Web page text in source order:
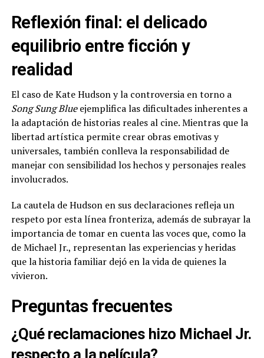
Reflexión final: el delicado
equilibrio entre ficción y
realidad
El caso de Kate Hudson y la controversia en torno a
Song Sung Blueejemplifica las dificultades inherentes a
la adaptación de historias reales al cine. Mientras que la
libertad artística permite crear obras emotivas y
universales, también conlleva la responsabilidad de
manejar con sensibilidad los hechos y personajes reales
involucrados.
La cautela de Hudson en sus declaraciones refleja un
respeto por esta línea fronteriza, además de subrayar la
importancia de tomar en cuenta las voces que, como la
de Michael Jr., representan las experiencias y heridas
que la historia familiar dejó en la vida de quienes la
vivieron.
Preguntas frecuentes
¿Qué reclamaciones hizo Michael Jr.